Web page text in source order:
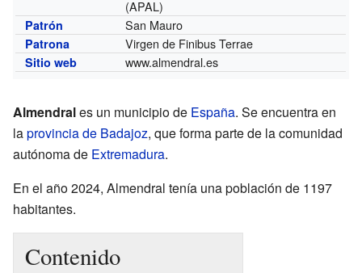
(APAL)
Patrón San Mauro
Patrona Virgen de Finibus Terrae
Sitio web www.almendral.es
Almendrales un municipio de España. Se encuentra en
laprovincia de Badajoz, que forma parte de la comunidad
autónoma de Extremadura.
En el año 2024, Almendral tenía una población de 1197
habitantes.
Contenido